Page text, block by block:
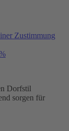
Zustimmung
Dorfstil
sorgen für